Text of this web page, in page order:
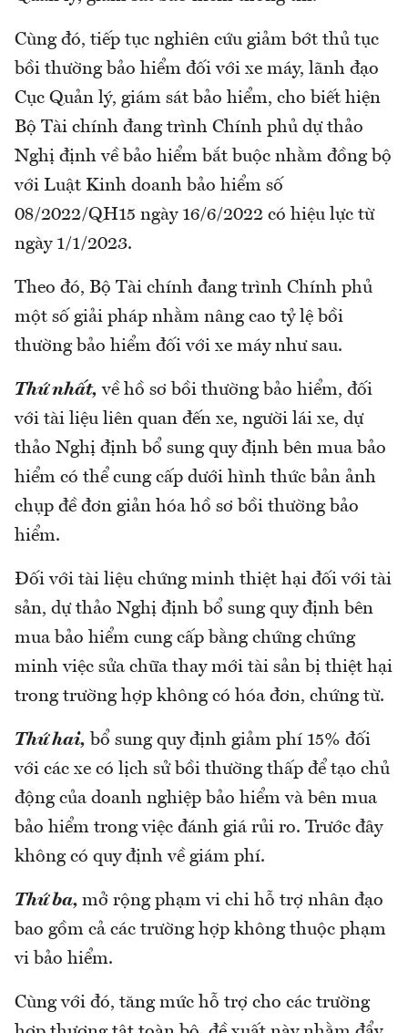
Cùng đó, tiếp tục nghiên cứu giảm bớt thủ tục
bồi thường bảo hiểm đối với xe máy, lãnh đạo
Cục Quản lý, giám sát bảo hiểm, cho biết hiện
Bộ Tài chính đang trình Chính phủ dự thảo
Nghị định về bảo hiểm bắt buộc nhằm đồng bộ
với Luật Kinh doanh bảo hiểm số
08/2022/QH15 ngày 16/6/2022 có hiệu lực từ
ngày 1/1/2023.
Theo đó, Bộ Tài chính đang trình Chính phủ
một số giải pháp nhằm nâng cao tỷ lệ bồi
thường bảo hiểm đối với xe máy như sau.
Thứ nhất, về hồ sơ bồi thường bảo hiểm, đối
với tài liệu liên quan đến xe, người lái xe, dự
thảo Nghị định bổ sung quy định bên mua bảo
hiểm có thể cung cấp dưới hình thức bản ảnh
chụp đề đơn giản hóa hồ sơ bồi thường bảo
hiểm.
Đối với tài liệu chứng minh thiệt hại đối với tài
sản, dự thảo Nghị định bổ sung quy định bên
mua bảo hiểm cung cấp bằng chứng chứng
minh việc sửa chữa thay mới tài sản bị thiệt hại
trong trường hợp không có hóa đơn, chứng từ.
Thứ hai, bổ sung quy định giảm phí 15% đối
với các xe có lịch sử bồi thường thấp để tạo chủ
động của doanh nghiệp bảo hiểm và bên mua
bảo hiểm trong việc đánh giá rủi ro. Trước đây
không có quy định về giám phí.
Thứ ba, mở rộng phạm vi chi hỗ trợ nhân đạo
bao gồm cả các trường hợp không thuộc phạm
vi bảo hiểm.
Cùng với đó, tăng mức hỗ trợ cho các trường